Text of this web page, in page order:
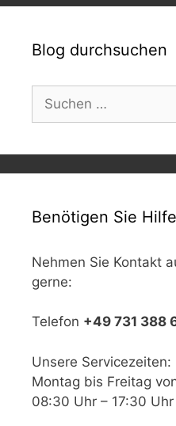
Blog durchsuchen
nach:
Benötigen Sie
Nehmen Sie Kontakt
gerne:
Telefon +49 731 388
Unsere Servicezeiten:
Montag bis Freitag
08:30 Uhr – 17:30 Uhr